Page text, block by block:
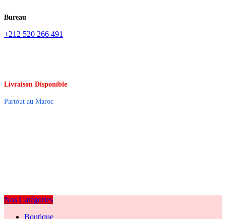
Bureau
+212 520 266 491
Livraison Disponible
Partout au Maroc
Nos Catégories
Boutique